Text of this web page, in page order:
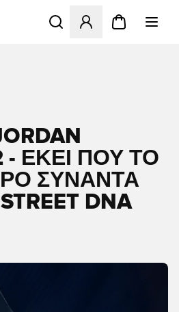
Ανοίγει ένα Modal για να
- ΕΚΕΊ ΠΟΥ ΤΟ
ΣΥΝΑΝΤΆ
DNA